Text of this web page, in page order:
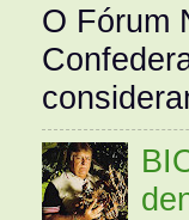
O Fórum